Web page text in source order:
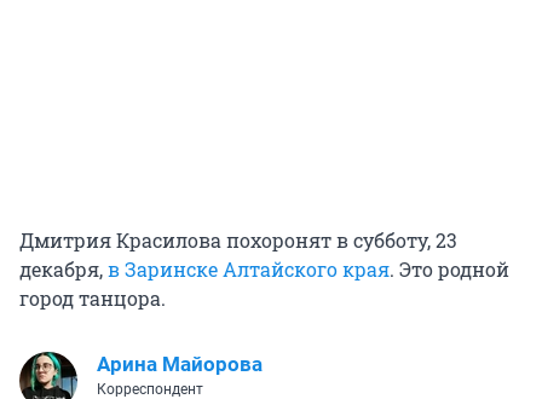
Дмитрия Красилова похоронят в субботу, 23
декабря,в Заринске Алтайского края. Это родной
город танцора.
Арина Майорова
Корреспондент